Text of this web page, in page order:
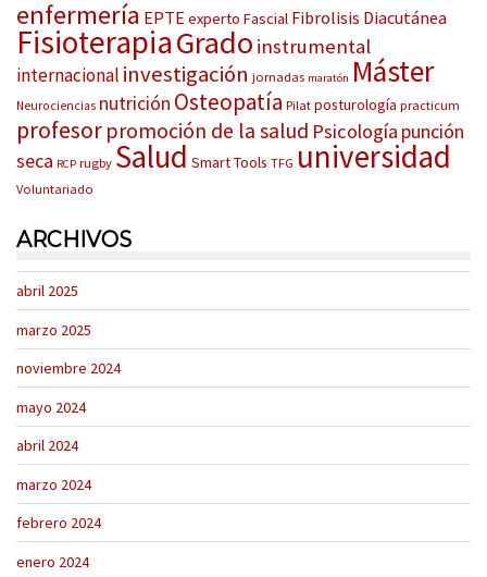
enfermería EPTE experto Fascial Fibrolisis Diacutánea
FisioterapiaGrado instrumental
internacional investigación jornadas maratón Máster
Neurociencias nutrición Osteopatía Pilat posturología practicum
profesor promoción de la salud Psicología punción
seca RCP rugby Salud Smart Tools TFG universidad
Voluntariado
ARCHIVOS
abril 2025
marzo 2025
noviembre 2024
mayo 2024
abril 2024
marzo 2024
febrero 2024
enero 2024